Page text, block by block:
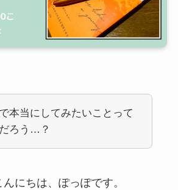
本当にしてみたいことって
ろう…？
にちは、ぽっぽです。